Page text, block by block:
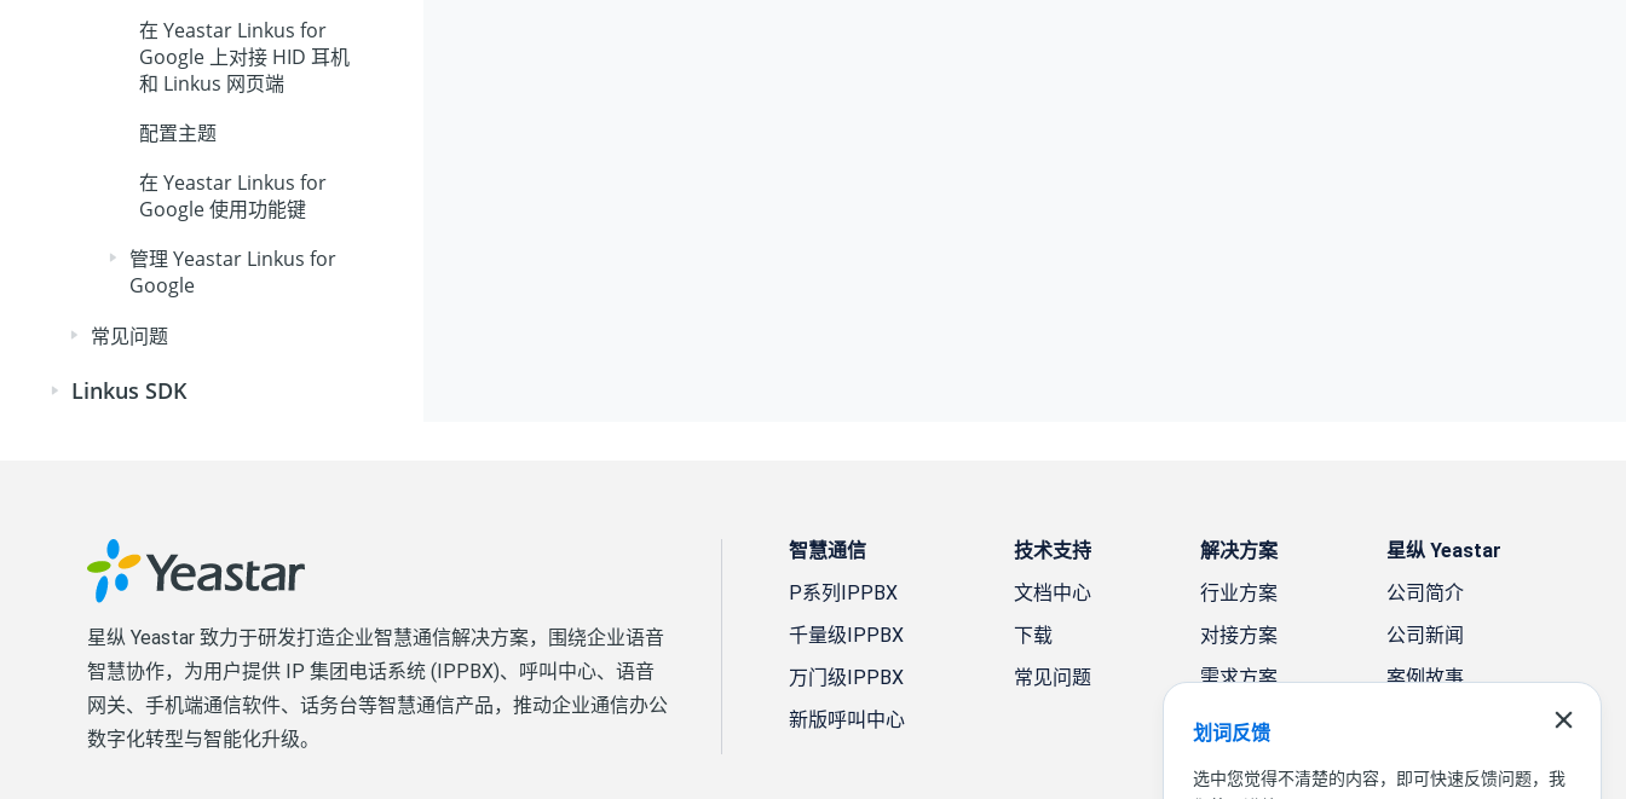
在 Yeastar Linkus for
Google 上对接 HID 耳机
和 Linkus 网页端
配置主题
在 Yeastar Linkus for
Google 使用功能键
管理 Yeastar Linkus for
Google
常见问题
Linkus SDK
划词反馈
选中您觉得不清楚的内容，即可快速反馈问题，我
星纵 Yeastar 致力于研发打造企业智慧通信解决方案，围绕企业语音
智慧协作，为用户提供 IP 集团电话系统 (IPPBX)、呼叫中心、语音
网关、手机端通信软件、话务台等智慧通信产品，推动企业通信办公
数字化转型与智能化升级。
智慧通信
P系列IPPBX
千量级IPPBX
万门级IPPBX
新版呼叫中心
技术支持
文档中心
下载
常见问题
解决方案
行业方案
对接方案
需求方案
星纵 Yeastar
公司简介
公司新闻
案例故事